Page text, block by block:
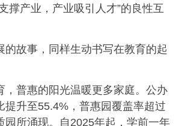
撑产业，产业吸引人才”的良性互
的故事，同样生动书写在教育的起
，普惠的阳光温暖更多家庭。公办
提升至55.4%，普惠园覆盖率超过
园所涌现。自2025年起，学前一年